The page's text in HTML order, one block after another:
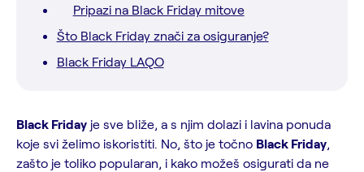
Pripazi na Black Friday mitove
Što Black Friday znači za osiguranje?
Black Friday LAQO
Black Friday je sve bliže, a s njim dolazi i lavina ponuda
koje svi želimo iskoristiti. No, što je točno Black Friday,
zašto je toliko popularan, i kako možeš osigurati da ne